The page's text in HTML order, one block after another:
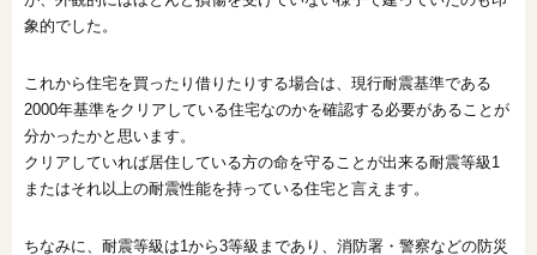
象的でした。
これから住宅を買ったり借りたりする場合は、現行耐震基準である
2000年基準をクリアしている住宅なのかを確認する必要があることが
分かったかと思います。
クリアしていれば居住している方の命を守ることが出来る耐震等級1
またはそれ以上の耐震性能を持っている住宅と言えます。
ちなみに、耐震等級は1から3等級まであり、消防署・警察などの防災